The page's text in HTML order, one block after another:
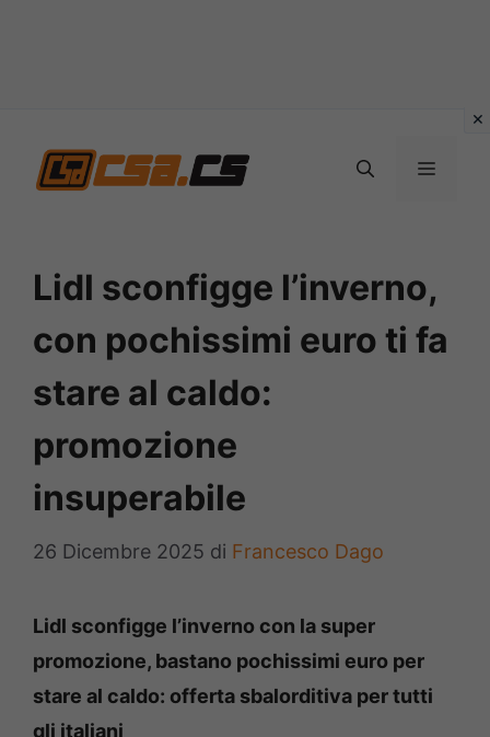
contenuto
MENU
Lidl sconfigge l’inverno,
con pochissimi euro ti fa
stare al caldo:
promozione
insuperabile
26 Dicembre 2025 di Francesco Dago
Lidl sconfigge l’inverno con la super
promozione, bastano pochissimi euro per
stare al caldo: offerta sbalorditiva per tutti
gli italiani